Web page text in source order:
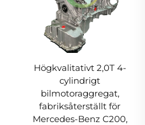
Högkvalitativt 2,0T 4-
cylindrigt
bilmotoraggregat,
fabriksåterställt för
Mercedes-Benz C200,